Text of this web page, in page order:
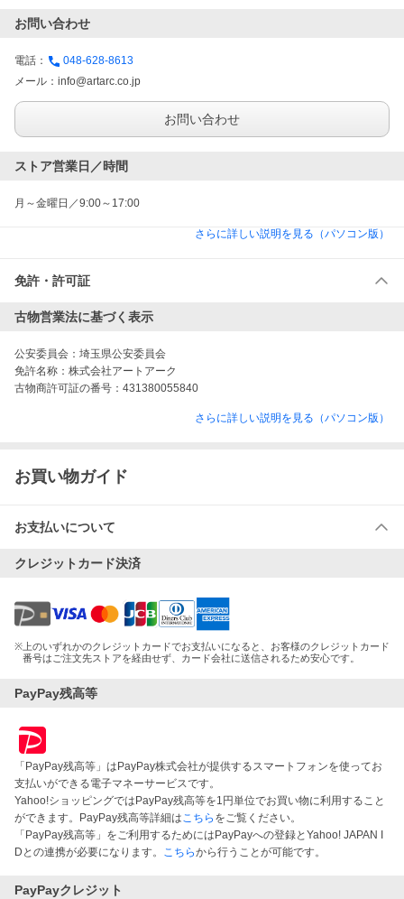
お問い合わせ
電話：
048-628-8613
メール： info@artarc.co.jp
お問い合わせ
ストア営業日／時間
月～金曜日／9:00～17:00
さらに詳しい説明を見る（パソコン版）
免許・許可証
古物営業法に基づく表示
公安委員会： 埼玉県公安委員会
免許名称： 株式会社アートアーク
古物商許可証の番号： 431380055840
さらに詳しい説明を見る（パソコン版）
お買い物ガイド
お支払いについて
クレジットカード決済
※上のいずれかのクレジットカードでお支払いになると、お客様のクレジットカード
番号はご注文先ストアを経由せず、カード会社に送信されるため安心です。
PayPay残高等
「PayPay残高等」はPayPay株式会社が提供するスマートフォンを使ってお
支払いができる電子マネーサービスです。
Yahoo!ショッピングではPayPay残高等を1円単位でお買い物に利用すること
ができます。PayPay残高等詳細はこちら をご覧ください。
「PayPay残高等」をご利用するためにはPayPayへの登録とYahoo! JAPAN I
Dとの連携が必要になります。 こちらから行うことが可能です。
PayPayクレジット